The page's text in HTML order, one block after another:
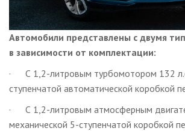
Автомобили представлены с двумя
в зависимости от комплектации:
· С 1,2-литровым турбомотором 132
ступенчатой ​​автоматической коробкой
· С 1,2-литровым атмосферным
механической 5-ступенчатой коробкой